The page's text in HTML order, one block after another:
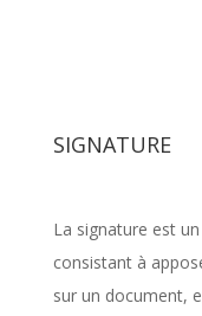
SIGNATURE
La signature est
consistant à
sur un document,